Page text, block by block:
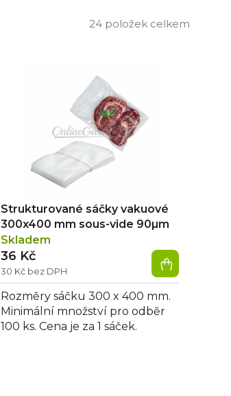
24 položek celkem
Strukturované sáčky vakuové
300x400 mm sous-vide 90µm
Skladem
30 Kč bez DPH
36 Kč
Rozměry sáčku 300 x 400 mm.
Minimální množství pro odběr
100 ks. Cena je za 1 sáček.